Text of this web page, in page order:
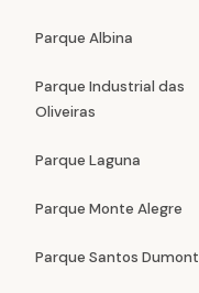
Parque Albina
Parque Industrial das
Oliveiras
Parque Laguna
Parque Monte Alegre
Parque Santos Dumont